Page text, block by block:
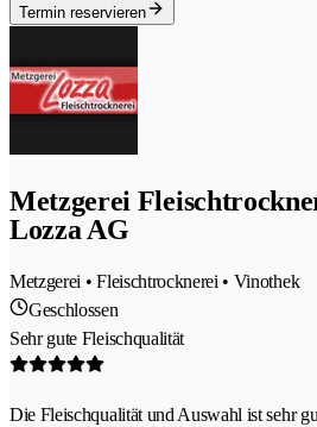
Termin reservieren
Metzgerei
Lozza AG
Metzgerei • Fleischtrocknerei • Vinothek
Geschlossen
Sehr gute Fleischqualität
Die Fleischqualität und Auswahl ist sehr